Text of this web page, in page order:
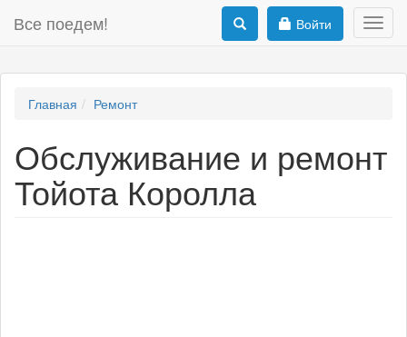
Все поедем! Войти
Главная Ремонт
Обслуживание и ремонт
Тойота Королла